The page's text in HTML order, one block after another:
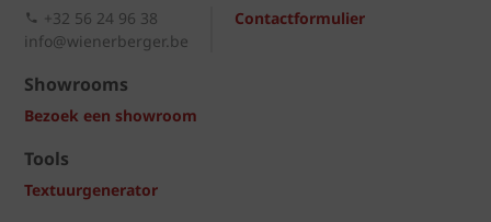
Contactformulier
+32 56 24 96 38
info@wienerberger.be
Showrooms
Bezoek een showroom
Tools
Textuurgenerator